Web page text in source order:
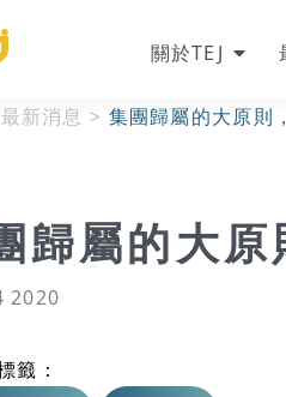
關於TEJ
最新消息 > 集團歸屬的大原則
歸屬的大原
2020
籤：